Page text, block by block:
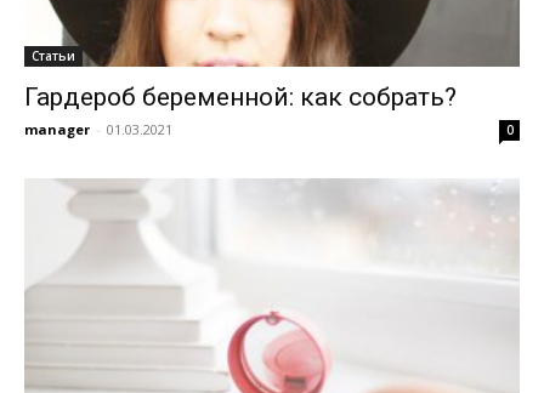
Статьи
Гардероб беременной: как собрать?
manager - 01.03.2021 0